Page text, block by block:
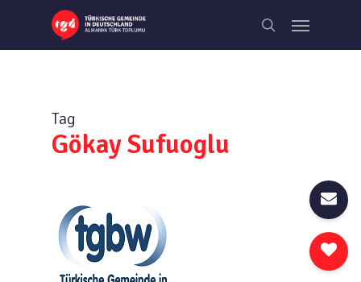
main
search
Menu
Tag
Gökay Sufuoglu